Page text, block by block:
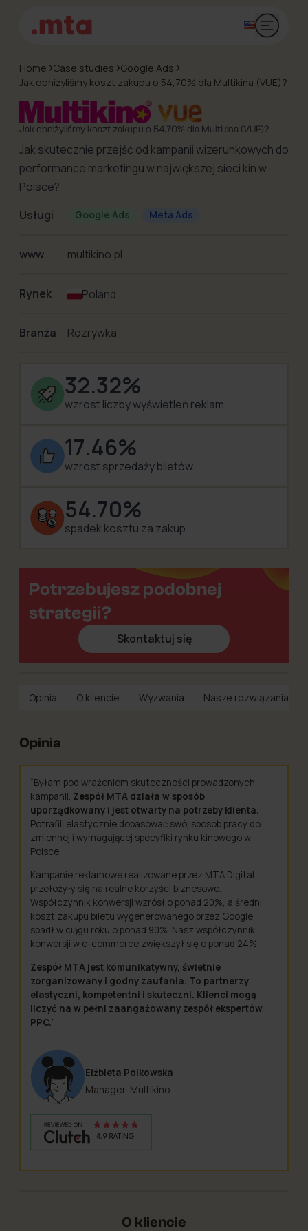
Otwórz
Home Case studies Google Ads
Jak obniżyliśmy koszt zakupu o 54,70% dla Multikina (VUE)?
Jak obniżyliśmy koszt zakupu o 54,70% dla Multikina (VUE)?
Jak skutecznie przejść od kampanii wizerunkowych do
performance marketingu w największej sieci kin w
Polsce?
Usługi
Google Ads Meta Ads
www multikino.pl
Rynek Poland
Branża Rozrywka
32.32%
wzrost liczby wyświetleń reklam
17.46%
wzrost sprzedaży biletów
54.70%
spadek kosztu za zakup
Potrzebujesz podobnej
strategii?
Skontaktuj się
Opinia O kliencie Wyzwania Nasze rozwiązania
Opinia
“Byłam pod wrażeniem skuteczności prowadzonych
kampanii. Zespół MTA działa w sposób
uporządkowany i jest otwarty na potrzeby klienta.
Potrafili elastycznie dopasować swój sposób pracy do
zmiennej i wymagającej specyfiki rynku kinowego w
Polsce.
Kampanie reklamowe realizowane przez MTA Digital
przełożyły się na realne korzyści biznesowe.
Współczynnik konwersji wzrósł o ponad 20%, a średni
koszt zakupu biletu wygenerowanego przez Google
spadł w ciągu roku o ponad 90%. Nasz współczynnik
konwersji w e-commerce zwiększył się o ponad 24%.
Zespół MTA jest komunikatywny, świetnie
zorganizowany i godny zaufania. To partnerzy
elastyczni, kompetentni i skuteczni. Klienci mogą
liczyć na w pełni zaangażowany zespół ekspertów
PPC.”
Elżbieta Polkowska
Manager, Multikino
O kliencie